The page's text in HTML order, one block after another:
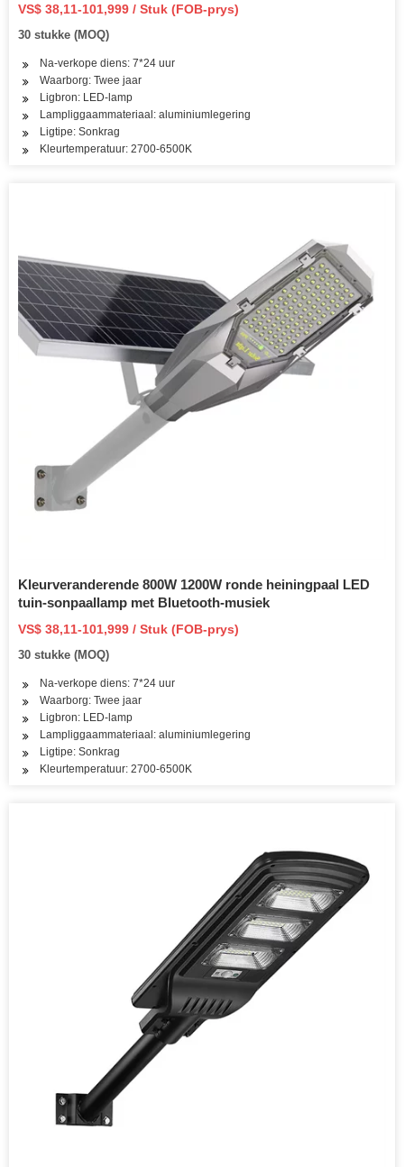
VS$ 38,11-101,999 / Stuk (FOB-prys)
30 stukke (MOQ)
Na-verkope diens: 7*24 uur
Waarborg: Twee jaar
Ligbron: LED-lamp
Lampliggaammateriaal: aluminiumlegering
Ligtipe: Sonkrag
Kleurtemperatuur: 2700-6500K
Kleurveranderende 800W 1200W ronde heiningpaal LED
tuin-sonpaallamp met Bluetooth-musiek
VS$ 38,11-101,999 / Stuk (FOB-prys)
30 stukke (MOQ)
Na-verkope diens: 7*24 uur
Waarborg: Twee jaar
Ligbron: LED-lamp
Lampliggaammateriaal: aluminiumlegering
Ligtipe: Sonkrag
Kleurtemperatuur: 2700-6500K